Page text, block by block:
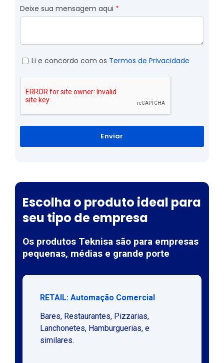
Deixe sua mensagem aqui
Li e concordo com os Termos de Privacidade
Enviar
Escolha o produto ideal para
seu tipo de empresa
Os produtos Teknisa são para empresas
pequenas, médias e grande porte
RETAIL: Automação Comercial
Bares, Restaurantes, Pizzarias,
Lanchonetes, Hamburguerias, e
similares.